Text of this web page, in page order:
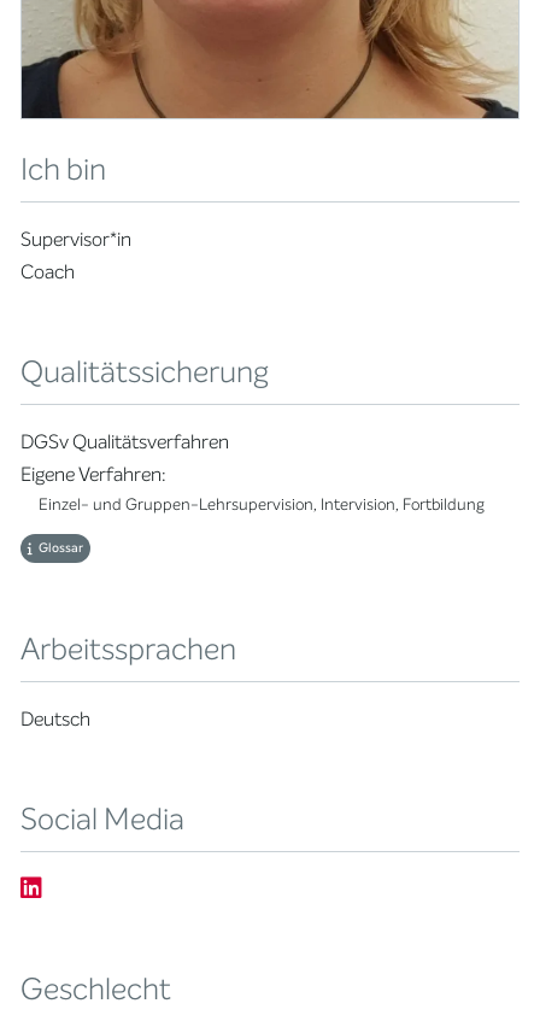
Ich bin
Supervisor*in
Coach
Qualitätssicherung
DGSv Qualitätsverfahren
Eigene Verfahren:
Einzel- und Gruppen-Lehrsupervision, Intervision, Fortbildung
Glossar
Arbeitssprachen
Deutsch
Social Media
Geschlecht